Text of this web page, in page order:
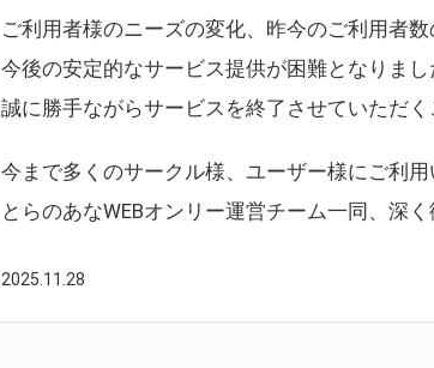
ご利用者様のニーズの変化、昨今のご利用者
今後の安定的なサービス提供が困難となりまし
誠に勝手ながらサービスを終了させていただく
今まで多くのサークル様、ユーザー様にご利
とらのあなWEBオンリー運営チーム一同、深く
2025.11.28